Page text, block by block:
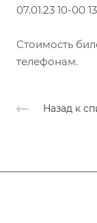
07.01.23 10-00
Стоимость
телефонам.
Назад к